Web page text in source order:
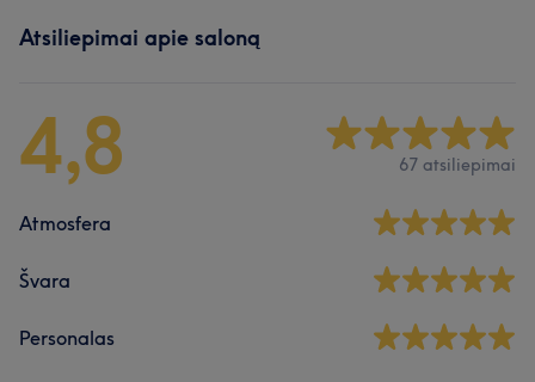
Atsiliepimai apie saloną
4,8 67 atsiliepimai
Atmosfera
Švara
Personalas